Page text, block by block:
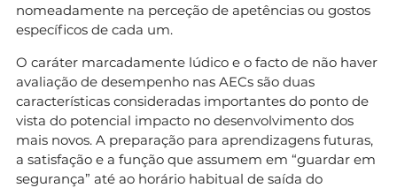
nomeadamente na perceção de apetências ou gostos
específicos de cada um.
O caráter marcadamente lúdico e o facto de não haver
avaliação de desempenho nas AECs são duas
características consideradas importantes do ponto de
vista do potencial impacto no desenvolvimento dos
mais novos. A preparação para aprendizagens futuras,
a satisfação e a função que assumem em “guardar em
segurança” até ao horário habitual de saída do